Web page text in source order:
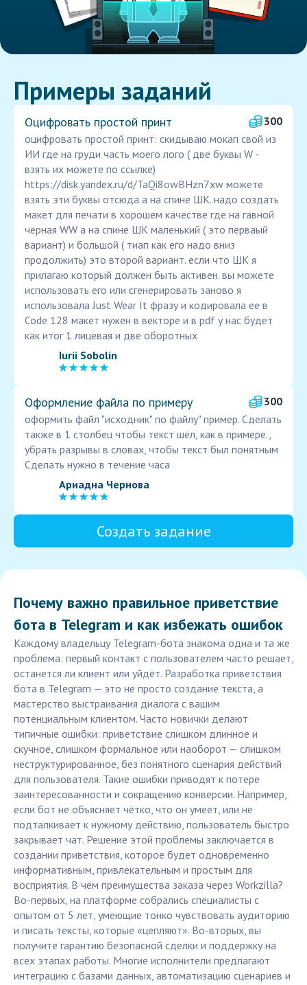
Примеры заданий
Оцифровать простой принт
300
оцифровать простой принт: скидываю мокап свой из
ИИ где на груди часть моего лого ( две буквы W -
взять их можете по ссылке)
https://disk.yandex.ru/d/TaQi8owBHzn7xw можете
взять эти буквы отсюда а на спине ШК. надо создать
макет для печати в хорошем качестве где на гавной
черная WW а на спине ШК маленький ( это перваый
вариант) и большой ( тиап как его надо вниз
продолжить) это второй вариант. если что ШК я
прилагаю который должен быть активен. вы можете
использовать его или сгенерировать заново я
использовала Just Wear It фразу и кодировала ее в
Code 128 макет нужен в векторе и в pdf у нас будет
как итог 1 лицевая и две оборотных
Iurii Sobolin
Оформление файла по примеру
300
оформить файл "исходник" по файлу" пример. Сделать
также в 1 столбец чтобы текст шёл, как в примере.,
убрать разрывы в словах, чтобы текст был понятным
Сделать нужно в течение часа
Ариадна Чернова
Создать задание
Почему важно правильное приветствие
бота в Telegram и как избежать ошибок
Каждому владельцу Telegram-бота знакома одна и та же
проблема: первый контакт с пользователем часто решает,
останется ли клиент или уйдёт. Разработка приветствия
бота в Telegram — это не просто создание текста, а
мастерство выстраивания диалога с вашим
потенциальным клиентом. Часто новички делают
типичные ошибки: приветствие слишком длинное и
скучное, слишком формальное или наоборот — слишком
неструктурированное, без понятного сценария действий
для пользователя. Такие ошибки приводят к потере
заинтересованности и сокращению конверсии. Например,
если бот не объясняет чётко, что он умеет, или не
подталкивает к нужному действию, пользователь быстро
закрывает чат. Решение этой проблемы заключается в
создании приветствия, которое будет одновременно
информативным, привлекательным и простым для
восприятия. В чём преимущества заказа через Workzilla?
Во-первых, на платформе собрались специалисты с
опытом от 5 лет, умеющие тонко чувствовать аудиторию
и писать тексты, которые «цепляют». Во-вторых, вы
получите гарантию безопасной сделки и поддержку на
всех этапах работы. Многие исполнители предлагают
интеграцию с базами данных, автоматизацию сценариев и